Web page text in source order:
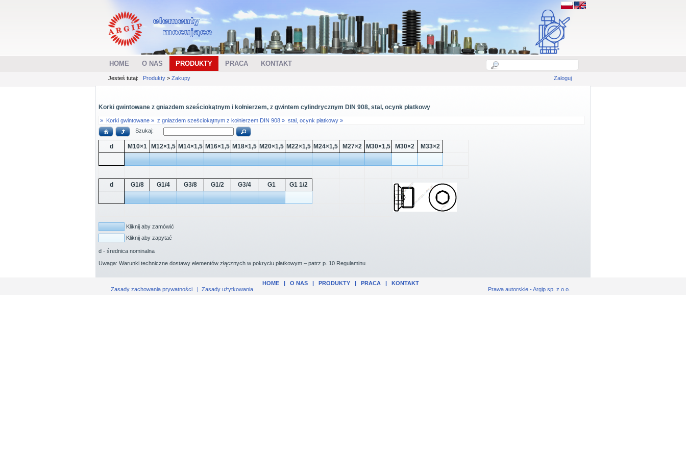
HOME O NAS PRODUKTY PRACA KONTAKT
Jesteś tutaj: Produkty > Zakupy Zaloguj
Korki gwintowane z gniazdem sześciokątnym i kołnierzem, z gwintem cylindrycznym DIN 908, stal, ocynk płatkowy
» Korki gwintowane » z gniazdem sześciokątnym z kołnierzem DIN 908 » stal, ocynk płatkowy »
Szukaj:
d M10×1 M12×1,5 M14×1,5 M16×1,5 M18×1,5 M20×1,5 M22×1,5 M24×1,5 M27×2 M30×1,5 M30×2 M33×2
d G1/8 G1/4 G3/8 G1/2 G3/4 G1 G1 1/2
Kliknij aby zamówić
Kliknij aby zapytać
d - średnica nominalna
Uwaga: Warunki techniczne dostawy elementów złącznych w pokryciu płatkowym – patrz p. 10 Regulaminu
HOME| O NAS| PRODUKTY| PRACA| KONTAKT
Zasady zachowania prywatności | Zasady użytkowania Prawa autorskie - Argip sp. z o.o.